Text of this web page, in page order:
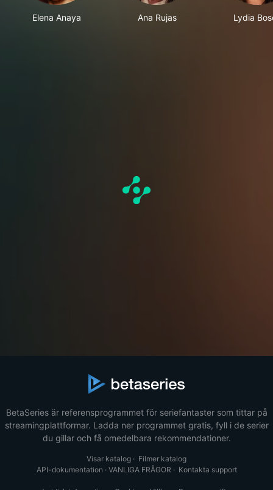
Elena Anaya Ana Rujas Lydia
BetaSeries är referensprogrammet för seriefantaster som tittar på
streamingplattformar. Ladda ner programmet gratis, fyll i de serier
du gillar och få omedelbara rekommendationer.
Visar katalog · Filmer katalog
API-dokumentation · VANLIGA FRÅGOR · Kontakta support